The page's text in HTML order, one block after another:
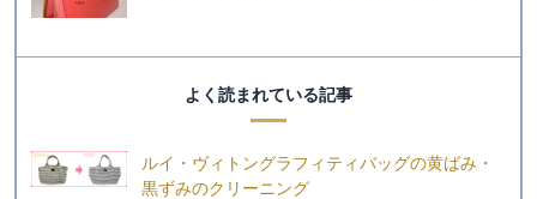
よく読まれている記事
ルイ・ヴィトングラフィティバッグの黄ばみ・
黒ずみのクリーニング